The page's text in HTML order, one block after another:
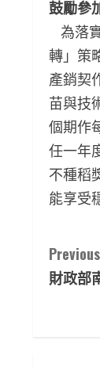
鼓勵參
為落
轉」策
產銷契
苗與技
個期作
任一年
不種稻
能享受
C
o
財政部